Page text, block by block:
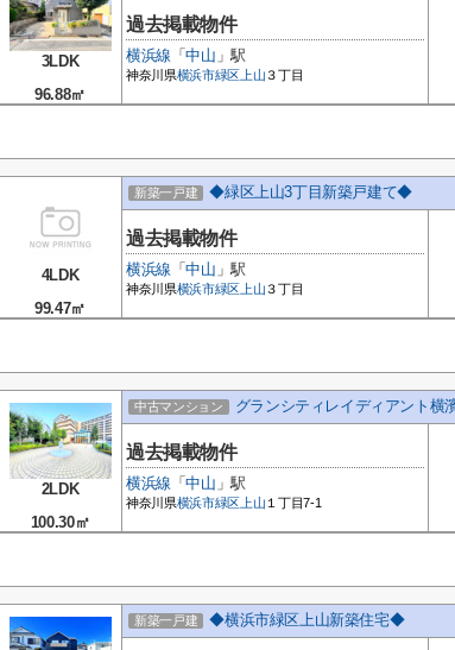
3LDK
96.88㎡
過去掲載物件
横浜線 「中山 」駅
神奈川県横浜市緑区 上山３丁目
4LDK
99.47㎡
新築一戸建 ◆緑区上山3丁目新築戸建て◆
過去掲載物件
横浜線 「中山 」駅
神奈川県横浜市緑区 上山３丁目
2LDK
100.30㎡
中古マンション グランシティレイディアント横
過去掲載物件
横浜線 「中山 」駅
神奈川県横浜市緑区 上山 １丁目7-1
新築一戸建 ◆横浜市緑区上山新築住宅◆